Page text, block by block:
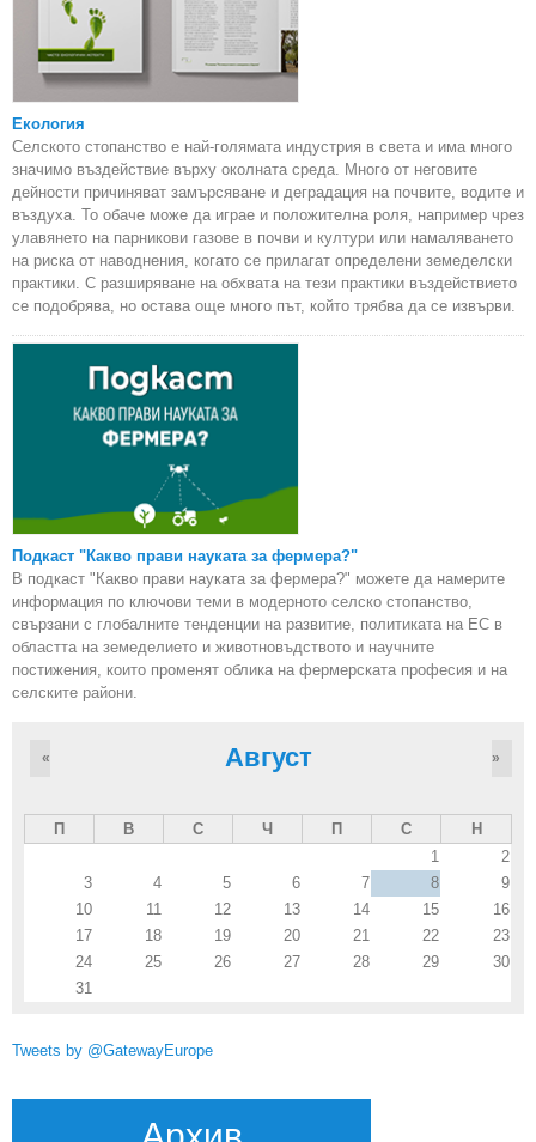
Екология
Селското стопанство е най-голямата индустрия в света и има много
значимо въздействие върху околната среда. Много от неговите
дейности причиняват замърсяване и деградация на почвите, водите и
въздуха. То обаче може да играе и положителна роля, например чрез
улавянето на парникови газове в почви и култури или намаляването
на риска от наводнения, когато се прилагат определени земеделски
практики. С разширяване на обхвата на тези практики въздействието
се подобрява, но остава още много път, който трябва да се извърви.
Подкаст "Какво прави науката за фермера?"
В подкаст "Какво прави науката за фермера?" можете да намерите
информация по ключови теми в модерното селско стопанство,
свързани с глобалните тенденции на развитие, политиката на ЕС в
областта на земеделието и животновъдството и научните
постижения, които променят облика на фермерската професия и на
селските райони.
Август
« »
П В С Ч П С
Н
1
2
3
4 5 6 7 8
9
10
11 12 13 14 15
16
17
18 19 20 21 22
23
24
25 26 27 28 29
30
31
Tweets by @GatewayEurope